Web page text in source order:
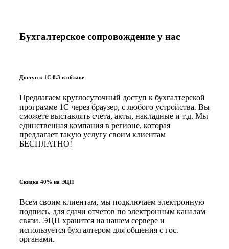
Бухгалтерское сопровождение у нас
Доступ к 1С 8.3 в облаке
Предлагаем круглосуточный доступ к бухгалтерской
программе 1С через браузер, с любого устройства. Вы
сможете выставлять счета, акты, накладные и т.д. Мы
единственная компания в регионе, которая
предлагает такую услугу своим клиентам
БЕСПЛАТНО!
Скидка 40% на ЭЦП
Всем своим клиентам, мы подключаем электронную
подпись, для сдачи отчетов по электронным каналам
связи. ЭЦП хранится на нашем сервере и
используется бухгалтером для общения с гос.
органами.